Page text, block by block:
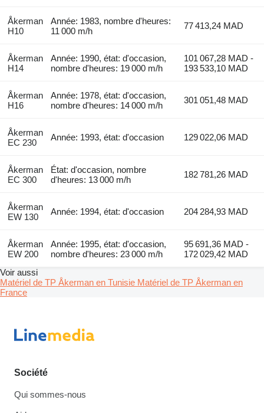
Åkerman
H10
Année: 1983, nombre d'heures:
11 000 m/h
77 413,24 MAD
Åkerman
H14
Année: 1990, état: d'occasion,
nombre d'heures: 19 000 m/h
101 067,28 MAD -
193 533,10 MAD
Åkerman
H16
Année: 1978, état: d'occasion,
nombre d'heures: 14 000 m/h
301 051,48 MAD
Åkerman
EC 230
Année: 1993, état: d'occasion 129 022,06 MAD
Åkerman
EC 300
État: d'occasion, nombre
d'heures: 13 000 m/h
182 781,26 MAD
Åkerman
EW 130
Année: 1994, état: d'occasion 204 284,93 MAD
Åkerman
EW 200
Année: 1995, état: d'occasion,
nombre d'heures: 23 000 m/h
95 691,36 MAD -
172 029,42 MAD
Voir aussi
Matériel de TP Åkerman en Tunisie Matériel de TP Åkerman en
France
Société
Qui sommes-nous